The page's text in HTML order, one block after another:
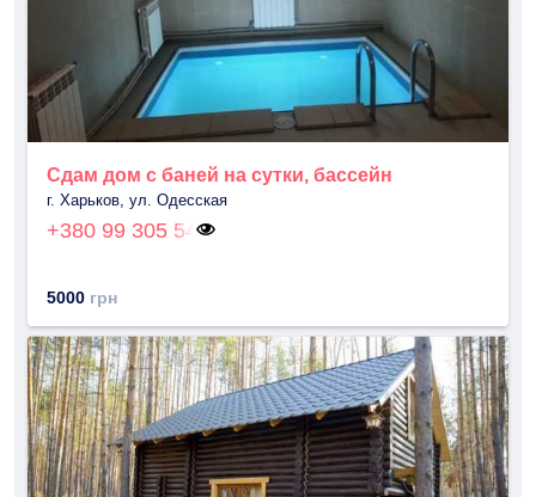
Сдам дом с баней на сутки, бассейн
г. Харьков, ул. Одесская
+380 99 305 54
5000 грн